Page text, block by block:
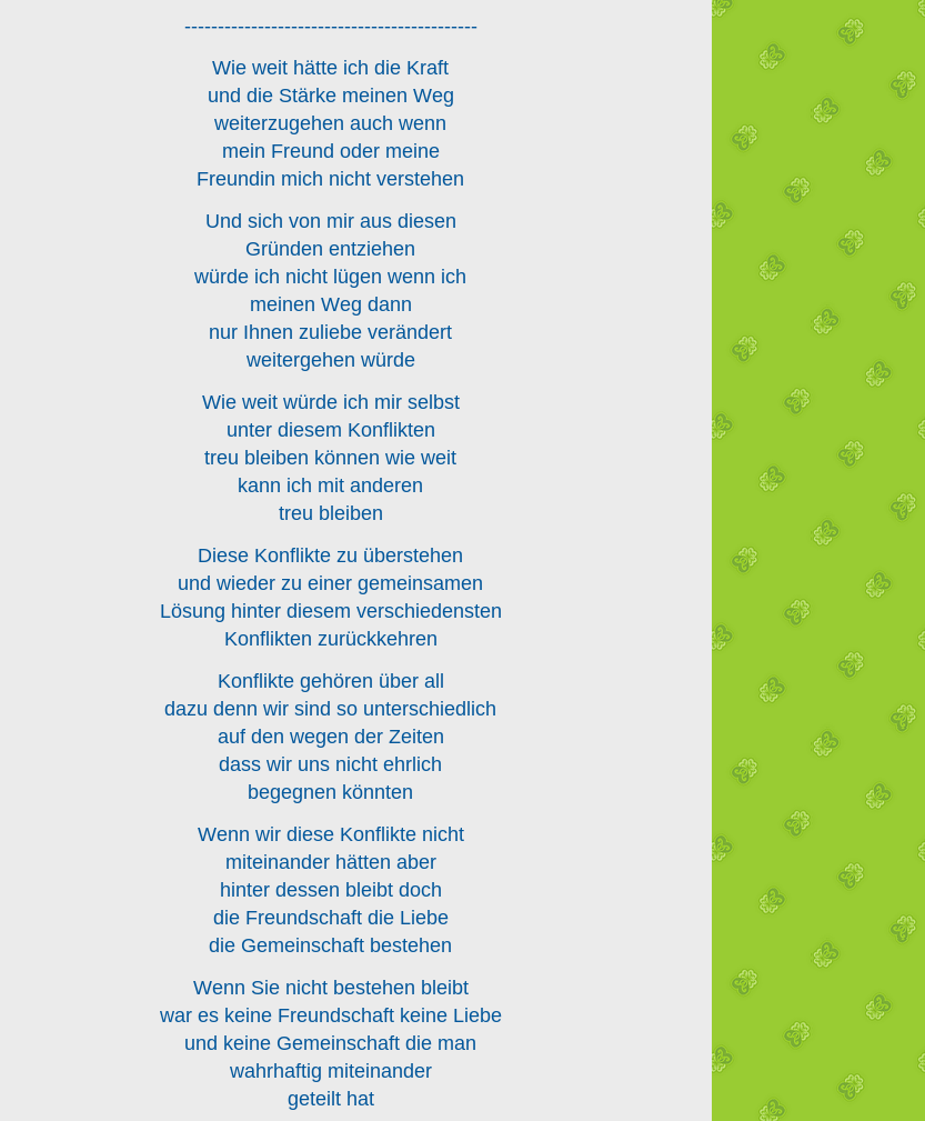
--------------------------------------------
Wie weit hätte ich die Kraft
und die Stärke meinen Weg
weiterzugehen auch wenn
mein Freund oder meine
Freundin mich nicht verstehen
Und sich von mir aus diesen
Gründen entziehen
würde ich nicht lügen wenn ich
meinen Weg dann
nur Ihnen zuliebe verändert
weitergehen würde
Wie weit würde ich mir selbst
unter diesem Konflikten
treu bleiben können wie weit
kann ich mit anderen
treu bleiben
Diese Konflikte zu überstehen
und wieder zu einer gemeinsamen
Lösung hinter diesem verschiedensten
Konflikten zurückkehren
Konflikte gehören über all
dazu denn wir sind so unterschiedlich
auf den wegen der Zeiten
dass wir uns nicht ehrlich
begegnen könnten
Wenn wir diese Konflikte nicht
miteinander hätten aber
hinter dessen bleibt doch
die Freundschaft die Liebe
die Gemeinschaft bestehen
Wenn Sie nicht bestehen bleibt
war es keine Freundschaft keine Liebe
und keine Gemeinschaft die man
wahrhaftig miteinander
geteilt hat